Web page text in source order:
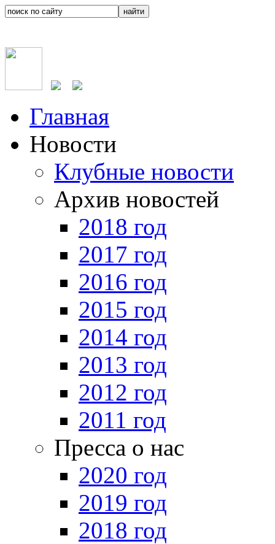
Главная
Новости
Клубные новости
Архив новостей
2018 год
2017 год
2016 год
2015 год
2014 год
2013 год
2012 год
2011 год
Пресса о нас
2020 год
2019 год
2018 год